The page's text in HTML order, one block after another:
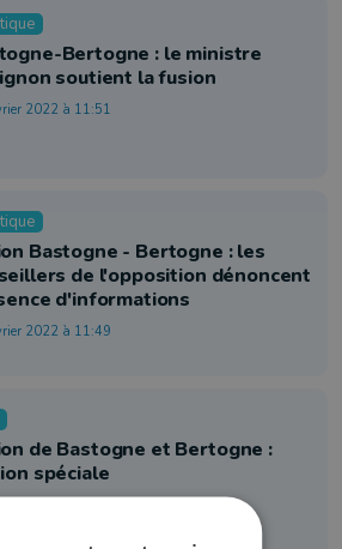
Bertogne : le ministre
soutient la fusion
2022 à 11:51
Bastogne - Bertogne : les
de l'opposition dénoncent
d'informations
2022 à 11:49
de Bastogne et Bertogne :
spéciale